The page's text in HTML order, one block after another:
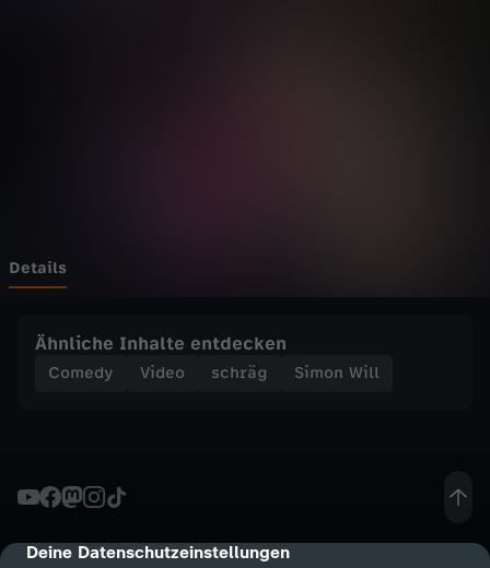
cmp-dialog-description
Deine Datenschutzeinstellungen
h
r
s
h
Details
Ähnliche Inhalte entdecken
Comedy Video schräg Simon Will